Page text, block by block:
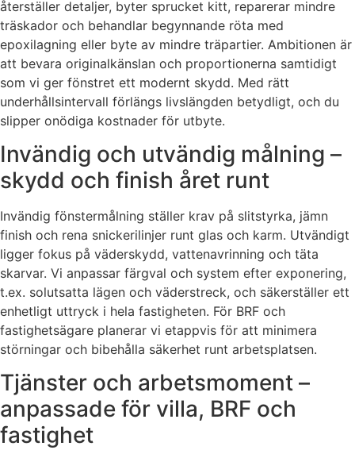
återställer detaljer, byter sprucket kitt, reparerar mindre
träskador och behandlar begynnande röta med
epoxilagning eller byte av mindre träpartier. Ambitionen är
att bevara originalkänslan och proportionerna samtidigt
som vi ger fönstret ett modernt skydd. Med rätt
underhållsintervall förlängs livslängden betydligt, och du
slipper onödiga kostnader för utbyte.
Invändig och utvändig målning –
skydd och finish året runt
Invändig fönstermålning ställer krav på slitstyrka, jämn
finish och rena snickerilinjer runt glas och karm. Utvändigt
ligger fokus på väderskydd, vattenavrinning och täta
skarvar. Vi anpassar färgval och system efter exponering,
t.ex. solutsatta lägen och väderstreck, och säkerställer ett
enhetligt uttryck i hela fastigheten. För BRF och
fastighetsägare planerar vi etappvis för att minimera
störningar och bibehålla säkerhet runt arbetsplatsen.
Tjänster och arbetsmoment –
anpassade för villa, BRF och
fastighet